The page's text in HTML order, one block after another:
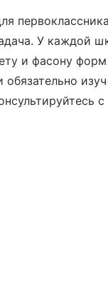
У каждой
и фасону